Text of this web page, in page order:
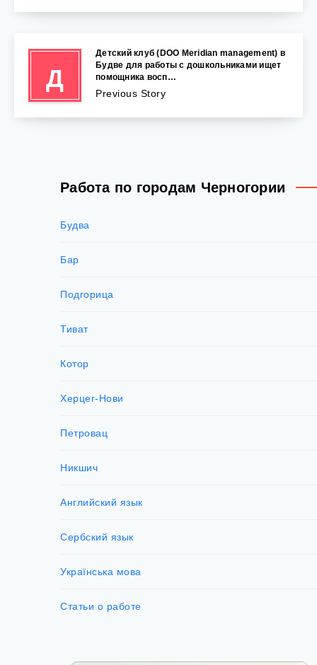
Д
Детский клуб (DOO Meridian management) в
Будве для работы с дошкольниками ищет
помощника восп…
Previous Story
Работа по городам Черногории
Будва
Бар
Подгорица
Тиват
Котор
Херцег-Нови
Петровац
Никшич
Английский язык
Сербский язык
Українська мова
Статьи о работе